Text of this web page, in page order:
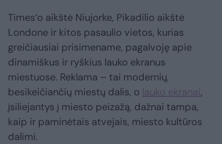
Times‘o aikštė Niujorke, Pikadilio aikštė
Londone ir kitos pasaulio vietos, kurias
greičiausiai prisimename, pagalvoję apie
dinamiškus ir ryškius lauko ekranus
miestuose. Reklama – tai modernių,
besikeičiančių miestų dalis, o lauko ekranai,
įsiliejantys į miesto peizažą, dažnai tampa,
kaip ir paminėtais atvejais, miesto kultūros
dalimi.